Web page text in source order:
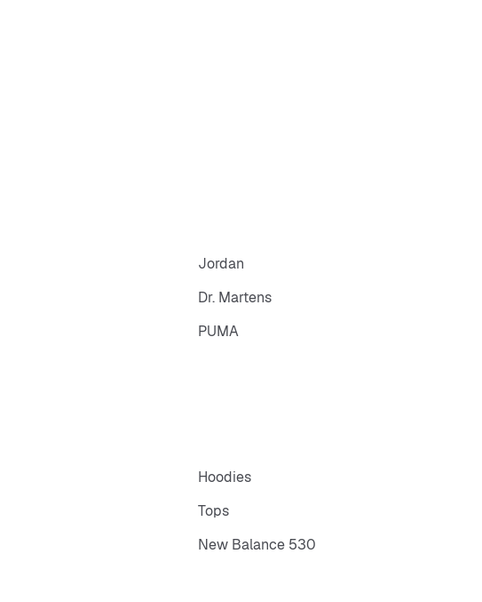
Jordan
Dr. Martens
PUMA
Hoodies
Tops
New Balance 530